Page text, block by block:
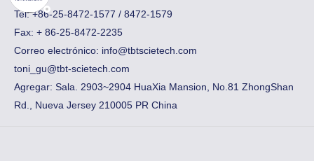
Tel: +86-25-8472-1577 / 8472-1579
Fax: ​+ 86-25-8472-2235
Correo electrónico: info@tbtscietech.com
toni_gu@tbt-scietech.com
Agregar: Sala. 2903~2904 HuaXia Mansion, No.81 ZhongShan
Rd., Nueva Jersey 210005 PR China